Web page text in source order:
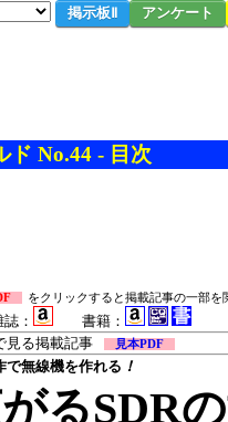
掲示板Ⅱ アンケート
ド No.44 - 目次
をクリックすると掲載記事の一部を
誌：
書籍：
見る掲載記事 見本PDF
で無線機を作れる ！
るSDR